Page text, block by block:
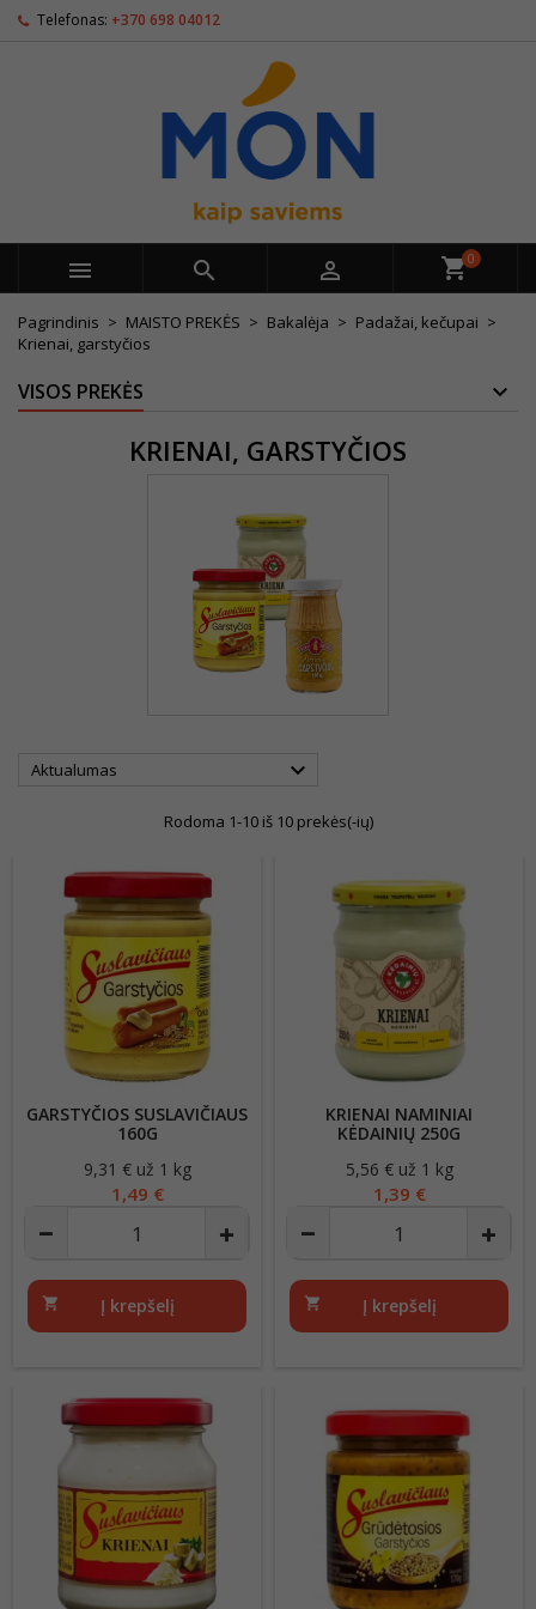
Telefonas: +370 698 04012
   0
Pagrindinis MAISTO PREKĖS Bakalėja
Padažai, kečupai
Krienai, garstyčios
VISOS PREKĖS
KRIENAI, GARSTYČIOS
Aktualumas 
Rodoma 1-10 iš 10 prekės(-ių)
GARSTYČIOS SUSLAVIČIAUS
160G
Kaina
9,31 € už 1 kg
1,49 €
shopping_cart Į krepšelį
KRIENAI NAMINIAI
KĖDAINIŲ 250G
Kaina
5,56 € už 1 kg
1,39 €
shopping_cart Į krepšelį